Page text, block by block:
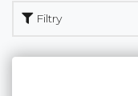
Filtry